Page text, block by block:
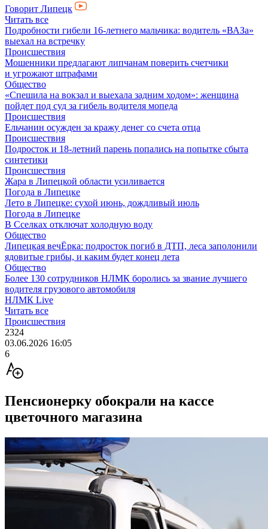
Говорит Липецк
Читать все
Подробности гибели 16-летнего мальчика: водитель «ВАЗа»
выехал на встречку
Происшествия
Мошенники предлагают липчанам поверить счетчики
и угрожают штрафами
Общество
«Спешила на вокзал и выехала задним ходом»: женщина
пойдет под суд за гибель водителя мопеда
Происшествия
Ельчанин осужден за кражу денег со счета отца
Происшествия
Подросток и 18-летний парень попались на попытке сбыта
синтетики
Происшествия
Жара в Липецкой области усиливается
Погода в Липецке
Лето в Липецке: сухой июнь, дождливый июль
Погода в Липецке
В Сселках отключат холодную воду
Общество
Липецкая вечЁрка: подросток погиб в ДТП, леса заполонили
ядовитые грибы, и каким будет конец лета
Общество
Более 130 сотрудников НЛМК боролись за звание лучшего
водителя грузового автомобиля
НЛМК Live
Читать все
Происшествия
2324
03.06.2026 16:05
6
Пенсионерку обокрали на кассе
цветочного магазина